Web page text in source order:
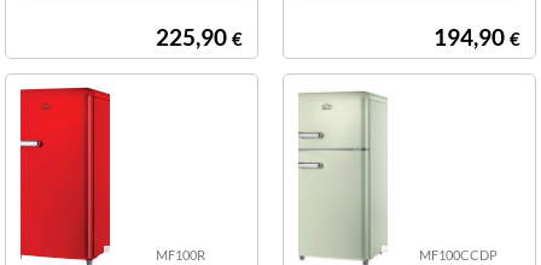
225,90 € 194,90 €
MF100R MF100CCDP